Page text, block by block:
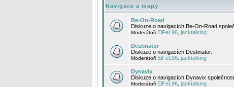
Navigace a mapy
Be-On-Road
Diskuze o navigacích Be-On-Road
Moderátoři EiFeL96 jacktalking
Destinator
Diskuze o navigacích Destinator.
Moderátoři EiFeL96 jacktalking
Dynavix
Diskuze o navigacích Dynavix
Moderátoři EiFeL96 jacktalking